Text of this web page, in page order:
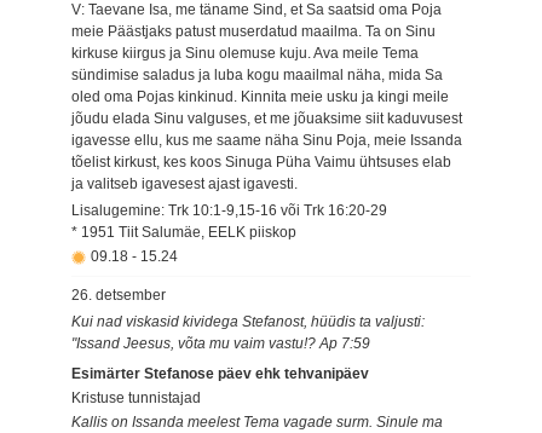
V: Taevane Isa, me täname Sind, et Sa saatsid oma Poja
meie Päästjaks patust muserdatud maailma. Ta on Sinu
kirkuse kiirgus ja Sinu olemuse kuju. Ava meile Tema
sündimise saladus ja luba kogu maailmal näha, mida Sa
oled oma Pojas kinkinud. Kinnita meie usku ja kingi meile
jõudu elada Sinu valguses, et me jõuaksime siit kaduvusest
igavesse ellu, kus me saame näha Sinu Poja, meie Issanda
tõelist kirkust, kes koos Sinuga Püha Vaimu ühtsuses elab
ja valitseb igavesest ajast igavesti.
Lisalugemine: Trk 10:1-9,15-16 või Trk 16:20-29
* 1951 Tiit Salumäe, EELK piiskop
09.18 - 15.24
26. detsember
Kui nad viskasid kividega Stefanost, hüüdis ta valjusti:
"Issand Jeesus, võta mu vaim vastu!? Ap 7:59
Esimärter Stefanose päev ehk tehvanipäev
Kristuse tunnistajad
Kallis on Issanda meelest Tema vagade surm. Sinule ma